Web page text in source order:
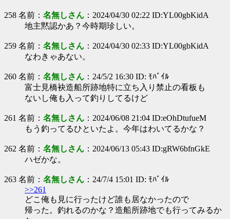
258 名前： 名無しさん ：2024/04/30 02:22 ID:YL00gbKidA
地主黙認かあ？今時期珍しい。
259 名前： 名無しさん ：2024/04/30 02:33 ID:YL00gbKidA
なわきゃあない。
260 名前： 名無しさん ：24/5/2 16:30 ID: ﾓﾊﾞｲﾙ
富士見橋袂造船所跡地特に立ち入り禁止の看板も
ないし俺も入って釣りしてるけど
261 名前： 名無しさん ：2024/06/08 21:04 ID:eOhDtufueM
もう釣ってるひといたよ。今年はわいてるかな？
262 名前： 名無しさん ：2024/06/13 05:43 ID:gRW6bfnGkE
ハゼかな。
263 名前： 名無しさん ：24/7/4 15:01 ID: ﾓﾊﾞｲﾙ
>>261
どこ俺も見に行ったけど誰も居なかったので
帰った。釣れるのかな？造船所跡地でも行ってみるか